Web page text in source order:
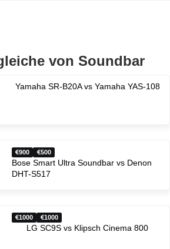
von Soundbar
Yamaha SR-B20A vs Yamaha YAS-108
900 500
Bose Smart Ultra Soundbar vs Denon
DHT-S517
1000 1000
LG SC9S vs Klipsch Cinema 800